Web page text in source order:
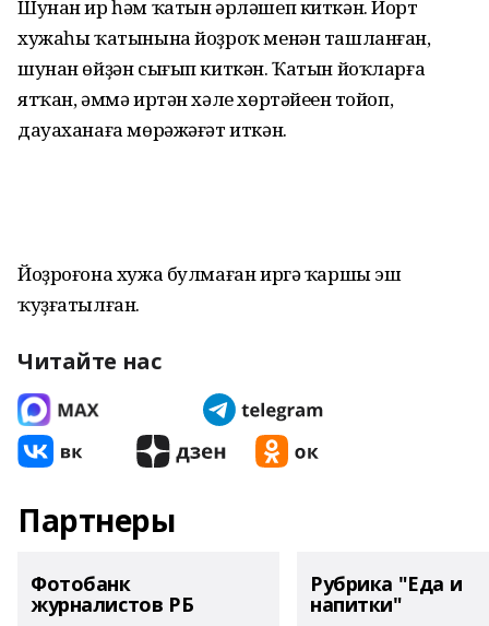
Шунан ир һәм ҡатын әрләшеп киткән. Йорт
хужаһы ҡатынына йоҙроҡ менән ташланған,
шунан өйҙән сығып киткән. Ҡатын йоҡларға
ятҡан, әммә иртән хәле хөртәйеүен тойоп,
дауаханаға мөрәжәғәт иткән.
Йоҙроғона хужа булмаған иргә ҡаршы эш
ҡуҙғатылған.
Читайте нас
Партнеры
Фотобанк
журналистов РБ
Рубрика "Еда и
напитки"